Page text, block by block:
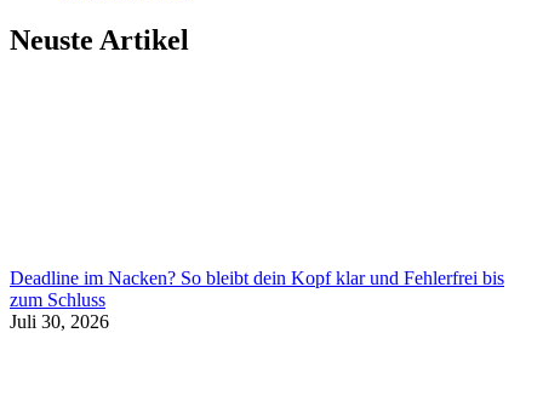
Neuste Artikel
Deadline im Nacken? So bleibt dein Kopf klar und Fehlerfrei bis
zum Schluss
Juli 30, 2026